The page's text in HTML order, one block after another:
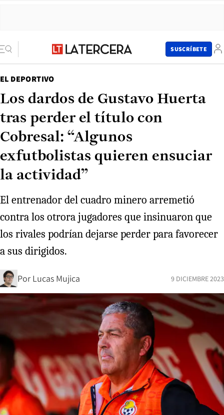
SUSCRÍBETE
EL DEPORTIVO
Los dardos de Gustavo Huerta
tras perder el título con
Cobresal: “Algunos
exfutbolistas quieren ensuciar
la actividad”
El entrenador del cuadro minero arremetió
contra los otrora jugadores que insinuaron que
los rivales podrían dejarse perder para favorecer
a sus dirigidos.
Por Lucas Mujica 9 DICIEMBRE 2023